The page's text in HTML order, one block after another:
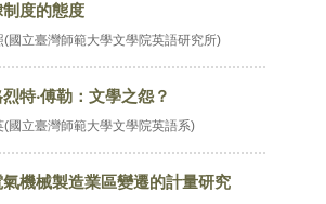
度的態度
(國立臺灣師範大學文學院英語研究所)
特‧傅勒：文學之怨？
(國立臺灣師範大學文學院英語系)
機械製造業區變遷的計量研究